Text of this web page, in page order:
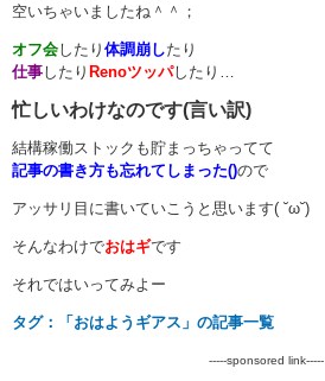
空いちゃいましたね＾＾；
オフ会したり 体調崩したり
仕事したり Renoツッパしたり…
忙しいわけなのです(言い訳)
結構稼働ストックも貯まっちゃってて
記事の書き方も忘れてしまった()ので
アッサリ目に書いていこうと思います( ˘ω˘)
そんなわけでおはギです
それではいってみよー
タグ：「おはようギアス」の記事一覧
-----sponsored link-----